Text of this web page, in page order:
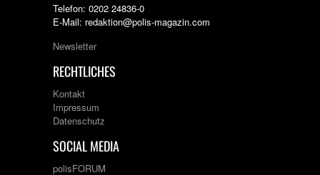
Telefon: 0202 24836-0
E-Mail: redaktion@polis-magazin.com
Newsletter
RECHTLICHES
Kontakt
Impressum
Datenschutz
SOCIAL MEDIA
polisFORUM